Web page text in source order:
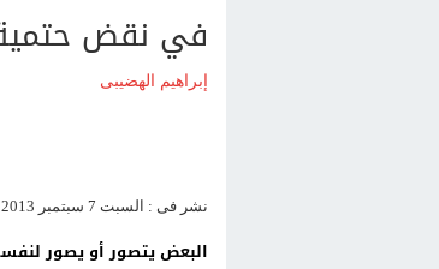
في نقض
إبراهيم الهضيبى
نشر فى : السبت 7 سبتمبر 2013 - 1:00 ص | آخر تحديث : السبت 7 سبتمبر 2013 - 3:58 م
البعض يتصور أو يصور